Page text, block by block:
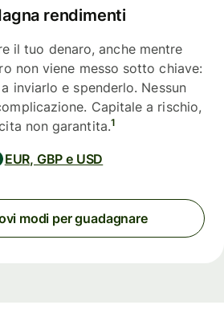
rendimenti
il tuo denaro, anche mentre
non viene messo sotto chiave:
inviarlo e spenderlo. Nessun
Capitale a rischio,
non garantita.1
EUR, GBP e USD
modi per guadagnare